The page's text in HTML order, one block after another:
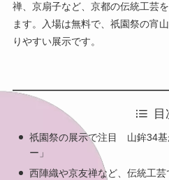
禅、京扇子など、京都の伝統工芸
ます。入場は無料で、祇園祭の宵
りやすい展示です。
目
祇園祭の展示で注目 山鉾34基
ー」
西陣織や京友禅など、伝統工